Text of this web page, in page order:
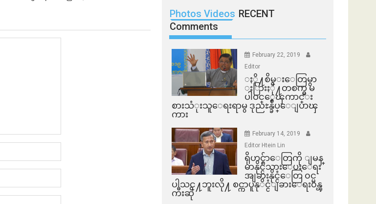
Photos Videos RECENT
Comments
February 22, 2019
Editor
ႏို႔စိမ္းေတြမွာ
ႏြားႏို႔တစက္မွ မ
ပါဝင္ေၾကာင္း
စားသံုးသူေရးရာမွ ဒုညႊန္ခ်ဳပ္ေျပာၾ
ကား
February 14, 2019
Editor Htein Lin
ရိုဟင္ဂ်ာေတြကို ျမန္
မာနိုင္ငံသားေပးေရး
အျခားနိုင္ငံေတြ ၀င္မ
ပါသင္႔ဘူးလို႔ စင္ကာပူနုိင္ငံျခားေရး၀န္ၾ
ကီးဆို